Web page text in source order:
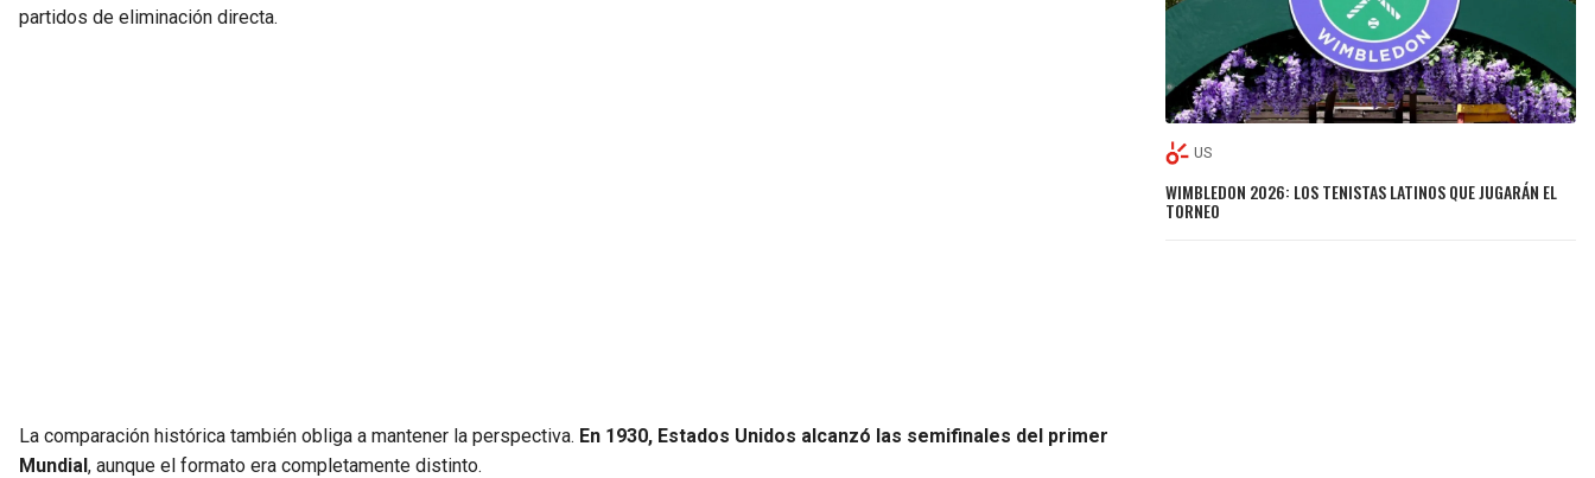
partidos de eliminación directa.
La comparación histórica también obliga a mantener la perspectiva. En 1930, Estados Unidos alcanzó las semifinales del primer
Mundial, aunque el formato era completamente distinto.
US
WIMBLEDON 2026: LOS TENISTAS LATINOS QUE JUGARÁN EL
TORNEO